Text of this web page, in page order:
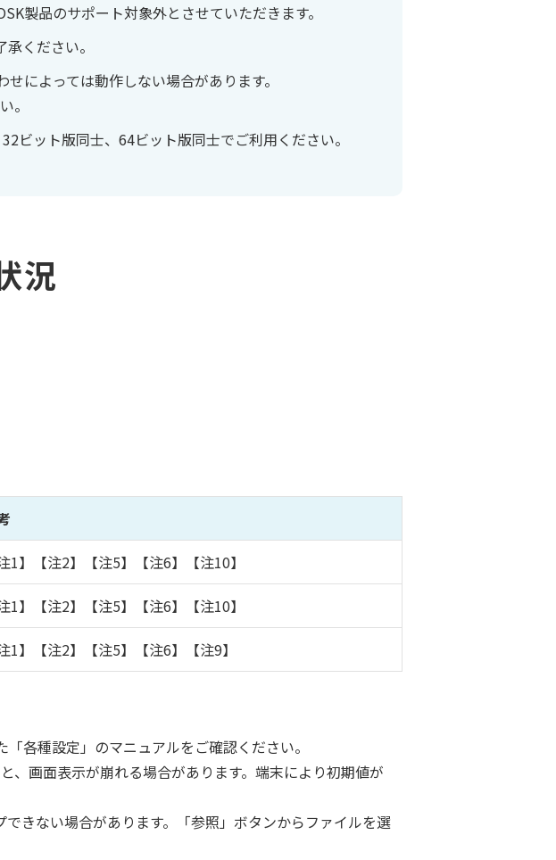
製品のサポート対象外とさせていただきます。
ください。
によっては動作しない場合があります。
。
ビット版同士、64ビット版同士でご利用ください。
況
注1】【注2】【注5】【注6】【注10】
注1】【注2】【注5】【注6】【注10】
注1】【注2】【注5】【注6】【注9】
各種設定」のマニュアルをご確認ください。
、画面表示が崩れる場合があります。端末により初期値が
きない場合があります。「参照」ボタンからファイルを選